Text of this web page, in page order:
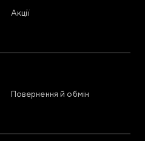
Акції
Повернення й обмін